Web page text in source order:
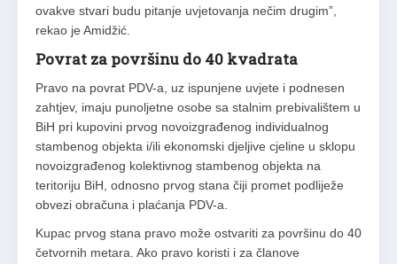
ovakve stvari budu pitanje uvjetovanja nečim drugim”,
rekao je Amidžić.
Povrat za površinu do 40 kvadrata
Pravo na povrat PDV-a, uz ispunjene uvjete i podnesen
zahtjev, imaju punoljetne osobe sa stalnim prebivalištem u
BiH pri kupovini prvog novoizgrađenog individualnog
stambenog objekta i/ili ekonomski djeljive cjeline u sklopu
novoizgrađenog kolektivnog stambenog objekta na
teritoriju BiH, odnosno prvog stana čiji promet podliježe
obvezi obračuna i plaćanja PDV-a.
Kupac prvog stana pravo može ostvariti za površinu do 40
četvornih metara. Ako pravo koristi i za članove